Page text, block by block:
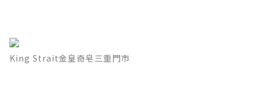
King Strait金皇奇皂三重門市